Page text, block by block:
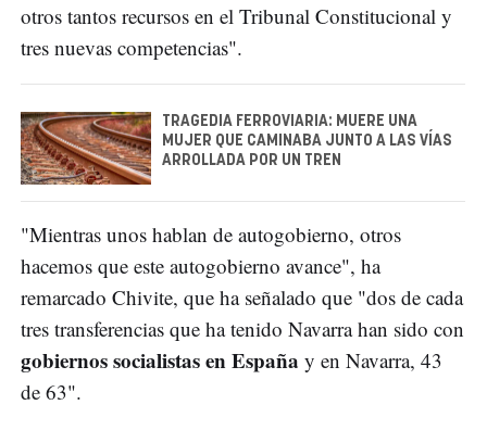
otros tantos recursos en el Tribunal Constitucional y
tres nuevas competencias".
TRAGEDIA FERROVIARIA: MUERE UNA
MUJER QUE CAMINABA JUNTO A LAS VÍAS
ARROLLADA POR UN TREN
"Mientras unos hablan de autogobierno, otros
hacemos que este autogobierno avance", ha
remarcado Chivite, que ha señalado que "dos de cada
tres transferencias que ha tenido Navarra han sido con
gobiernos socialistas en España y en Navarra, 43
de 63".